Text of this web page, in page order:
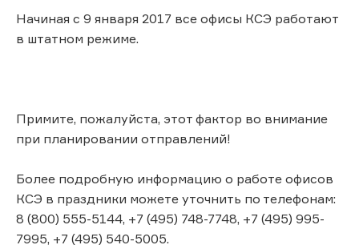
Начиная с 9 января 2017 все офисы КСЭ работают
в штатном режиме.
Примите, пожалуйста, этот фактор во внимание
при планировании отправлений!
Более подробную информацию о работе офисов
КСЭ в праздники можете уточнить по телефонам:
8 (800) 555-5144, +7 (495) 748-7748, +7 (495) 995-
7995, +7 (495) 540-5005.